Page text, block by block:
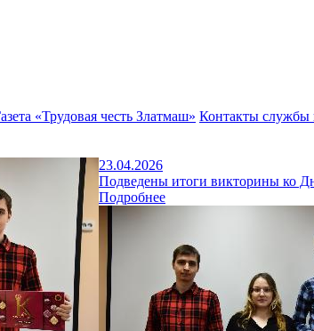
«Трудовая честь Златмаш» Контакты службы
23.04.2026
Подведены итоги викторины ко
Подробнее